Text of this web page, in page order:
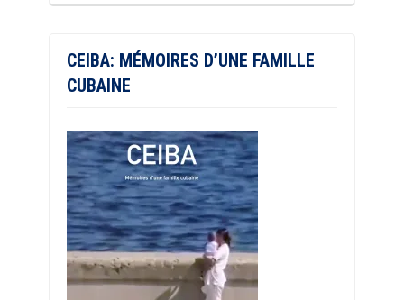
CEIBA: MÉMOIRES D’UNE FAMILLE
CUBAINE